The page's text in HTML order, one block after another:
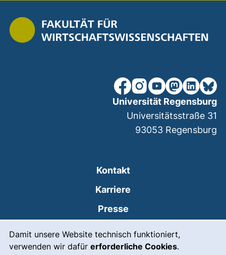
Damit unsere Website technisch funktioniert,
verwenden wir dafür erforderliche Cookies.
unsere Facebook-Seite
unsere Instagram-
unsere YouTube-
unsereunsere
Kontakt
Karriere
Presse
Leichte Sprache
Universität Regensburg
Universitätsstraße 31
93053 Regensburg